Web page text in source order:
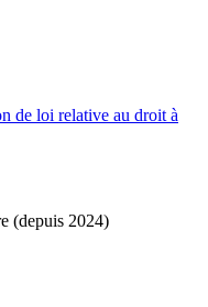
de loi relative au droit à
(depuis 2024)